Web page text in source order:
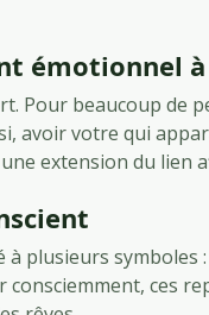
émotionnel
Pour beaucoup de
avoir votre qui
extension du lien
plusieurs symboles
ces